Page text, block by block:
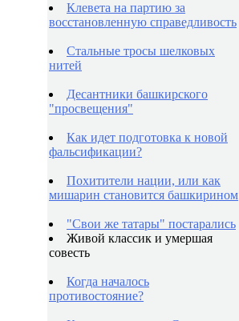
Клевета на партию за
восстановленную справедливость
Стальные тросы шелковых
нитей
Десантники башкирского
"просвещения"
Как идет подготовка к новой
фальсификации?
Похитители нации, или как
мишарин становится башкирином
"Свои же татары" постарались
Живой классик и умершая
совесть
Когда началось
противостояние?